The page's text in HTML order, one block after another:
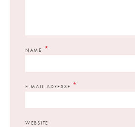
NAME *
E-MAIL-ADRESSE *
WEBSITE